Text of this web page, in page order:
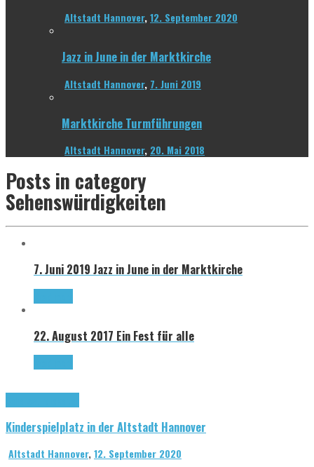
Altstadt Hannover,12. September 2020
Jazz in June in der Marktkirche
Altstadt Hannover, 7. Juni 2019
Marktkirche Turmführungen
Altstadt Hannover, 20. Mai 2018
Posts in category
Sehenswürdigkeiten
7. Juni 2019 Jazz in June in der Marktkirche
22. August 2017 Ein Fest für alle
Kinderspielplatz in der Altstadt Hannover
Altstadt Hannover,12. September 2020